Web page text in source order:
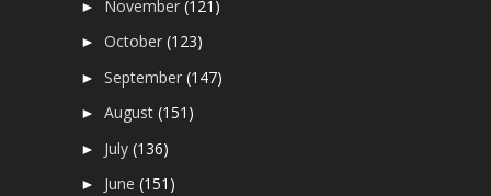
► November(121)
►October(123)
►September(147)
►August(151)
► July(136)
► June(151)